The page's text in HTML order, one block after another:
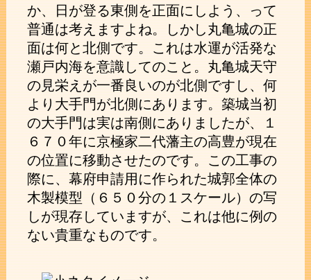
か、日が登る東側を正面にしよう、って
普通は考えますよね。しかし丸亀城の正
面は何と北側です。これは水運が活発な
瀬戸内海を意識してのこと。丸亀城天守
の見栄えが一番良いのが北側ですし、何
より大手門が北側にあります。築城当初
の大手門は実は南側にありましたが、１
６７０年に京極家二代藩主の高豊が現在
の位置に移動させたのです。この工事の
際に、幕府申請用に作られた城郭全体の
木製模型（６５０分の１スケール）の写
しが現存していますが、これは他に例の
ない貴重なものです。